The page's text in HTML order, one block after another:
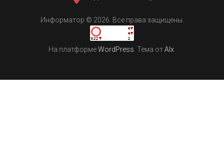
Информатор © 2026. Все права защищены.
На платформеWordPress. Тема отAlx.